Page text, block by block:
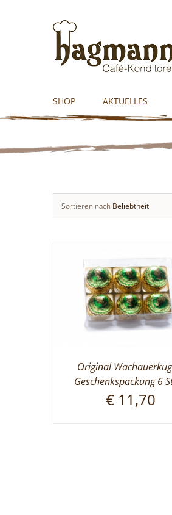
SHOP AKTUELLES
Sortieren nach Beliebtheit
Original
Geschenkspackung 6
€ 11,70